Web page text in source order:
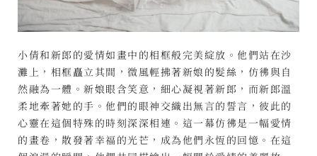
小倩和新郎的愛情如畫中的相框般完美綻放。他們站在沙
灘上，相框矗立其間，微風輕拂著新娘的髮絲，仿彿與自
然融為一體。新娘眼含笑意，細心凝視著新郎，而新郎溫
柔地牽著她的手。他們的眼神交織出無言的誓言，彼此的
心靈在這個特殊的時刻深深相連。這一幕仿彿是一幅愛情
的畫卷，散發著幸福的光芒，成為他們永恆的回憶。在這